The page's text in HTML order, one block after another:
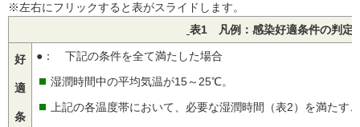
※左右にフリックすると表がスライドします。
表1 凡例：感染好適条件の判定
好
適
条
●： 下記の条件を全て満たした場合
湿潤時間中の平均気温が15～25℃。
上記の各温度帯において、必要な湿潤時間（表2）を満たす